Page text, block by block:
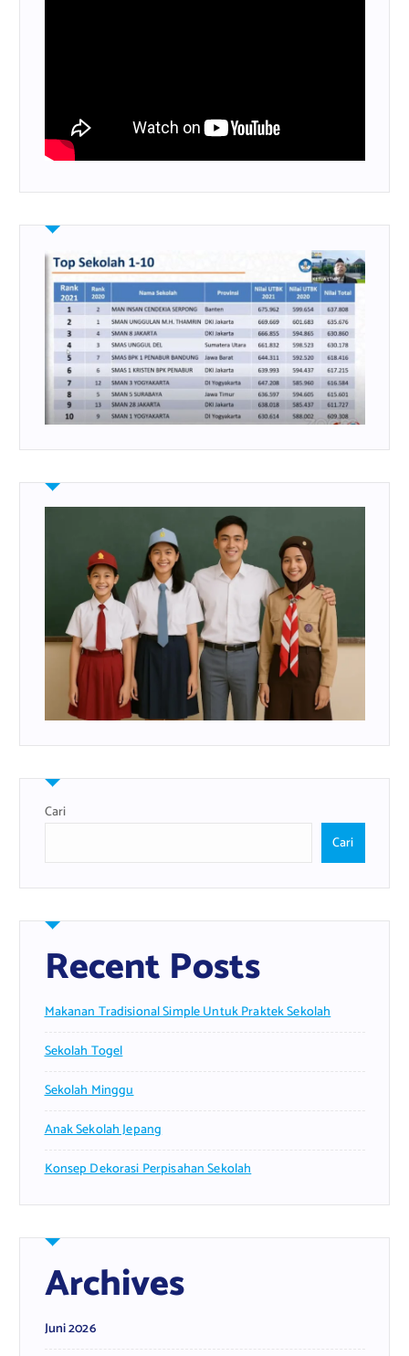
Cari
Cari
Recent Posts
Makanan Tradisional Simple Untuk Praktek Sekolah
Sekolah Togel
Sekolah Minggu
Anak Sekolah Jepang
Konsep Dekorasi Perpisahan Sekolah
Archives
Juni 2026